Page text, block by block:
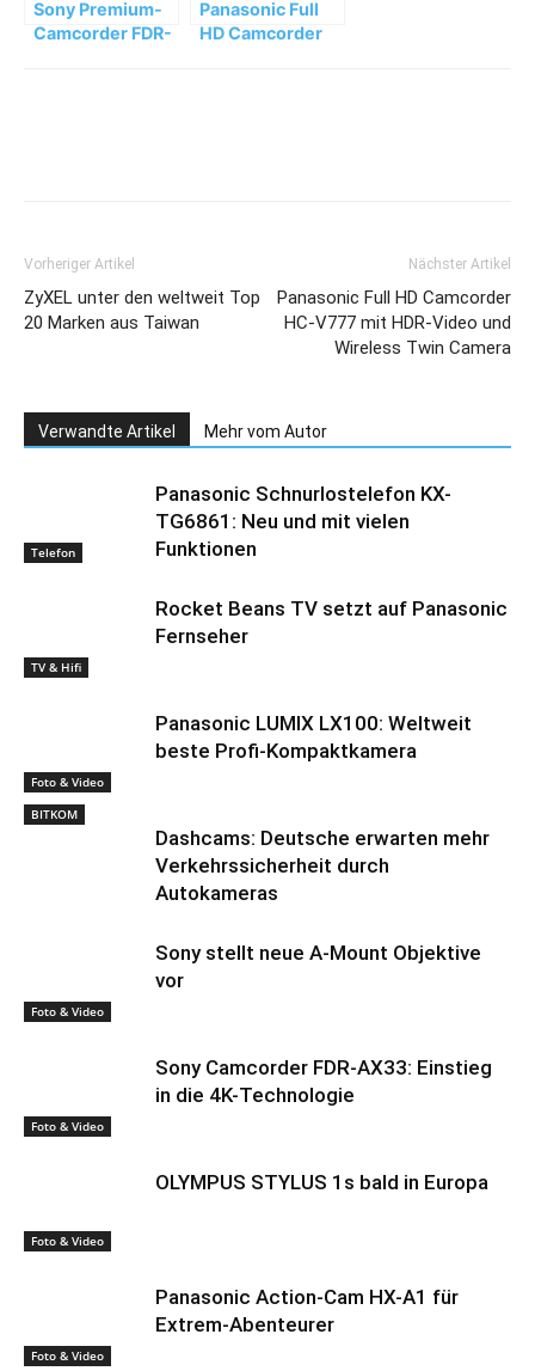
Sony Premium-
Camcorder FDR-
Panasonic Full
HD Camcorder
Vorheriger Artikel
ZyXEL unter den weltweit Top
20 Marken aus Taiwan
Nächster Artikel
Panasonic Full HD Camcorder
HC-V777 mit HDR-Video und
Wireless Twin Camera
Verwandte Artikel Mehr vom Autor
Telefon
Panasonic Schnurlostelefon KX-
TG6861: Neu und mit vielen
Funktionen
TV & Hifi
Rocket Beans TV setzt auf Panasonic
Fernseher
Foto & Video
Panasonic LUMIX LX100: Weltweit
beste Profi-Kompaktkamera
BITKOM
Dashcams: Deutsche erwarten mehr
Verkehrssicherheit durch
Autokameras
Foto & Video
Sony stellt neue A-Mount Objektive
vor
Foto & Video
Sony Camcorder FDR-AX33: Einstieg
in die 4K-Technologie
Foto & Video
OLYMPUS STYLUS 1s bald in Europa
Foto & Video
Panasonic Action-Cam HX-A1 für
Extrem-Abenteurer